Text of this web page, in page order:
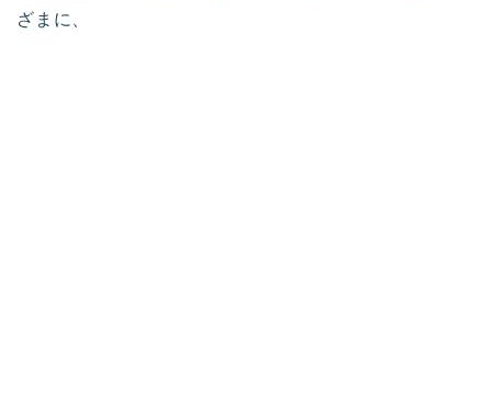
ざまに、